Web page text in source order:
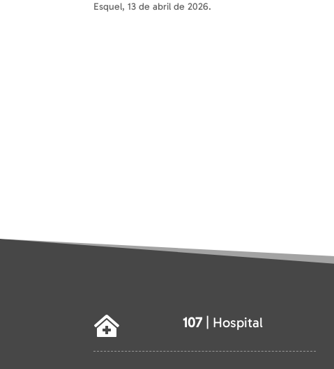
Esquel, 13 de abril de 2026.
 107| Hospital